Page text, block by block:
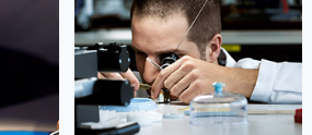
广西壮族自治区贺州市八步区城东街道灵峰南路帝舵售后服务中心（需提前预约）
广西壮族自治区来宾市兴宾区桂中大道帝舵售后服务中心（需提前预约）
广西壮族自治区柳州市城中区中山中路帝舵售后服务中心（需提前预约）
修
(帝舵维修保养中心)
的高级技师之一
Chongqing Tudor Maintain center
 重庆市万州区帝舵维修